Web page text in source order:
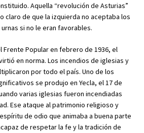
Aquella “revolución de Asturias”
claro de que la izquierda no aceptaba los
si no le eran favorables.
Frente Popular en febrero de 1936, el
en norma. Los incendios de iglesias y
por todo el país. Uno de los
se produjo en Yecla, el 17 de
varias iglesias fueron incendiadas
Ese ataque al patrimonio religioso y
de odio que animaba a buena parte
de respetar la fe y la tradición de